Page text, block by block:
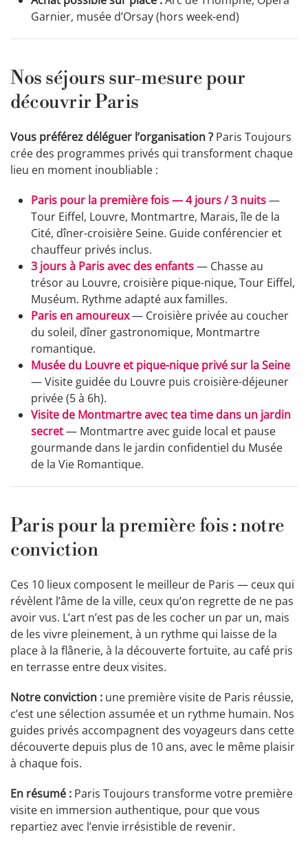
Garnier, musée d’Orsay (hors week-end)
Nos séjours sur-mesure pour
découvrir Paris
Vous préférez déléguer l’organisation ? Paris Toujours
crée des programmes privés qui transforment chaque
lieu en moment inoubliable :
Paris pour la première fois — 4 jours / 3 nuits—
Tour Eiffel, Louvre, Montmartre, Marais, île de la
Cité, dîner-croisière Seine. Guide conférencier et
chauffeur privés inclus.
3 jours à Paris avec des enfants— Chasse au
trésor au Louvre, croisière pique-nique, Tour Eiffel,
Muséum. Rythme adapté aux familles.
Paris en amoureux— Croisière privée au coucher
du soleil, dîner gastronomique, Montmartre
romantique.
Musée du Louvre et pique-nique privé sur la Seine
— Visite guidée du Louvre puis croisière-déjeuner
privée (5 à 6h).
Visite de Montmartre avec tea time dans un jardin
secret— Montmartre avec guide local et pause
gourmande dans le jardin confidentiel du Musée
de la Vie Romantique.
Paris pour la première fois : notre
conviction
Ces 10 lieux composent le meilleur de Paris — ceux qui
révèlent l’âme de la ville, ceux qu’on regrette de ne pas
avoir vus. L’art n’est pas de les cocher un par un, mais
de les vivre pleinement, à un rythme qui laisse de la
place à la flânerie, à la découverte fortuite, au café pris
en terrasse entre deux visites.
Notre conviction : une première visite de Paris réussie,
c’est une sélection assumée et un rythme humain. Nos
guides privés accompagnent des voyageurs dans cette
découverte depuis plus de 10 ans, avec le même plaisir
à chaque fois.
En résumé : Paris Toujours transforme votre première
visite en immersion authentique, pour que vous
repartiez avec l’envie irrésistible de revenir.